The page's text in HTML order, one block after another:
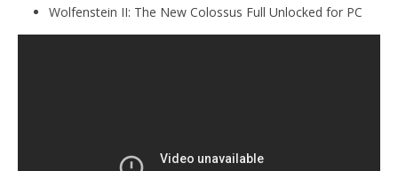
Wolfenstein II: The New Colossus Full Unlocked for PC